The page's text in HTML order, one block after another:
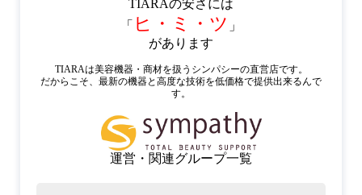
TIARAの安さには
「 ヒ・ミ・ツ 」
があります
TIARAは美容機器・商材を扱うシンパシーの直営店です。
だからこそ、最新の機器と高度な技術を低価格で提供出来るんで
す。
運営・関連グループ一覧